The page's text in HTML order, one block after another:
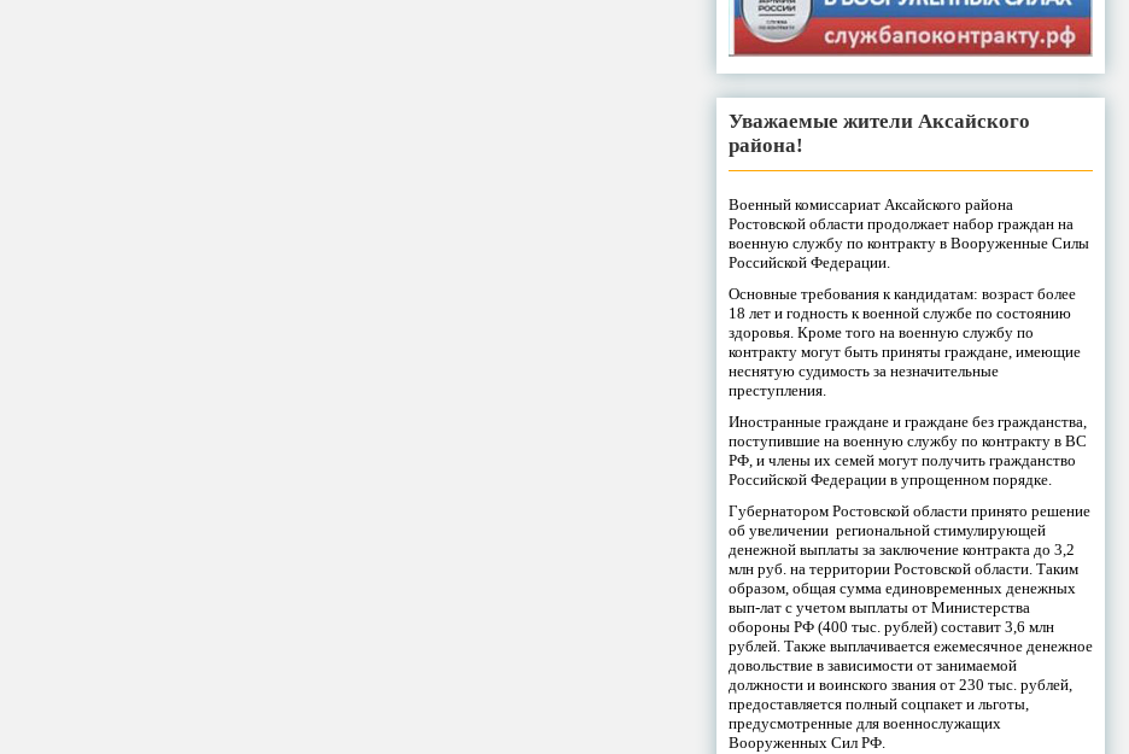
Уважаемые жители Аксайского
района!
Военный комиссариат Аксайского района
Ростовской области продолжает набор граждан на
военную службу по контракту в Вооруженные Силы
Российской Федерации.
Основные требования к кандидатам: возраст более
18 лет и годность к военной службе по состоянию
здоровья. Кроме того на военную службу по
контракту могут быть приняты граждане, имеющие
неснятую судимость за незначительные
преступления.
Иностранные граждане и граждане без гражданства,
поступившие на военную службу по контракту в ВС
РФ, и члены их семей могут получить гражданство
Российской Федерации в упрощенном порядке.
Губернатором Ростовской области принято решение
об увеличении региональной стимулирующей
денежной выплаты за заключение контракта до 3,2
млн руб. на территории Ростовской области. Таким
образом, общая сумма единовременных денежных
вып-лат с учетом выплаты от Министерства
обороны РФ (400 тыс. рублей) составит 3,6 млн
рублей. Также выплачивается ежемесячное денежное
довольствие в зависимости от занимаемой
должности и воинского звания от 230 тыс. рублей,
предоставляется полный соцпакет и льготы,
предусмотренные для военнослужащих
Вооруженных Сил РФ.